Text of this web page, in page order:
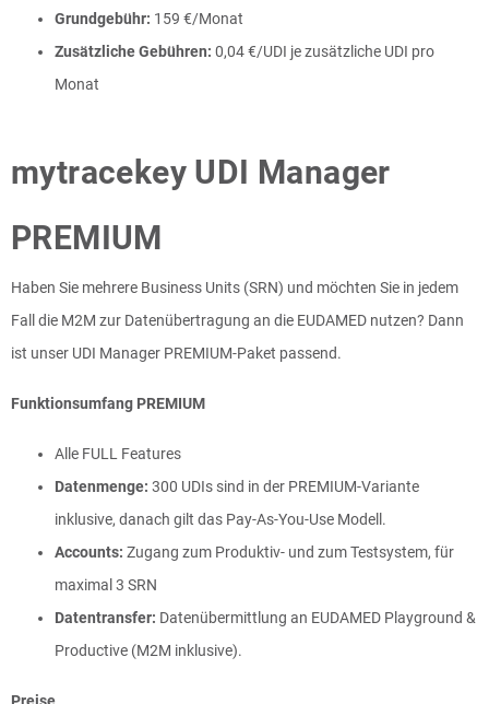
Grundgebühr: 159 €/Monat
Zusätzliche Gebühren: 0,04 €/UDI je zusätzliche UDI pro
Monat
mytracekey UDI Manager
PREMIUM
Haben Sie mehrere Business Units (SRN) und möchten Sie in jedem
Fall die M2M zur Datenübertragung an die EUDAMED nutzen? Dann
ist unser UDI Manager PREMIUM-Paket passend.
Funktionsumfang PREMIUM
Alle FULL Features
Datenmenge: 300 UDIs sind in der PREMIUM-Variante
inklusive, danach gilt das Pay-As-You-Use Modell.
Accounts: Zugang zum Produktiv- und zum Testsystem, für
maximal 3 SRN
Datentransfer: Datenübermittlung an EUDAMED Playground &
Productive (M2M inklusive).